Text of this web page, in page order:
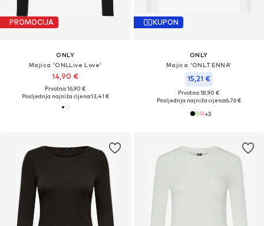
PROMOCIJA
ONLY
Majica 'ONLLive Love'
14,90 €
Prvotno: 16,90 €
Posljednja najniža cijena:13,41 €
KUPON
ONLY
Majica 'ONLTENNA'
15,21 €
Prvotno: 18,90 €
Posljednja najniža cijena:6,76 €
+3